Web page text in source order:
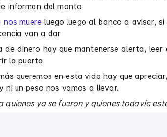
informan del monto
nos muereluego luego al banco a avisar, si
van a dar
de dinero hay que mantenerse alerta, leer
la puerta
queremos en esta vida hay que
ni un peso nos vamos a llevar.
quienes ya se fueron y quienes todavía